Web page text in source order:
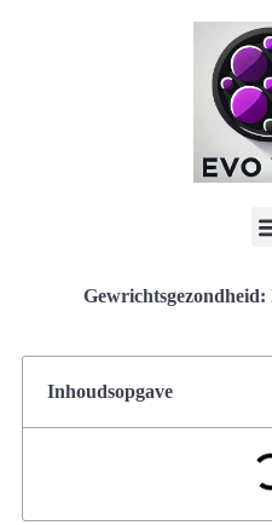
Gewrichtsgezondheid:
Inhoudsopgave